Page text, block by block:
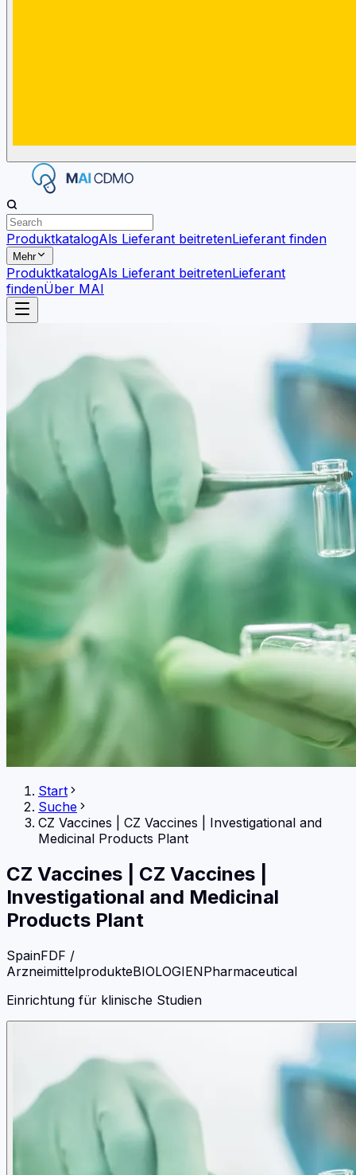
ProduktkatalogAls Lieferant beitretenLieferant finden
Mehr
ProduktkatalogAls Lieferant beitretenLieferant
findenÜber MAI
Start
Suche
CZ Vaccines
CZ Vaccines | Investigational and
Medicinal Products Plant
CZ Vaccines
CZ Vaccines |
Investigational and Medicinal
Products Plant
SpainFDF /
ArzneimittelprodukteBIOLOGIENPharmaceutical
Einrichtung für klinische Studien